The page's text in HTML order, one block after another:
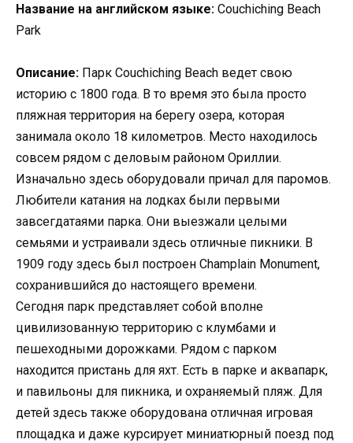
Название на английском языке: Couchiching Beach
Park
Описание: Парк Couchiching Beach ведет свою
историю с 1800 года. В то время это была просто
пляжная территория на берегу озера, которая
занимала около 18 километров. Место находилось
совсем рядом с деловым районом Ориллии.
Изначально здесь оборудовали причал для паромов.
Любители катания на лодках были первыми
завсегдатаями парка. Они выезжали целыми
семьями и устраивали здесь отличные пикники. В
1909 году здесь был построен Champlain Monument,
сохранившийся до настоящего времени.
Сегодня парк представляет собой вполне
цивилизованную территорию с клумбами и
пешеходными дорожками. Рядом с парком
находится пристань для яхт. Есть в парке и аквапарк,
и павильоны для пикника, и охраняемый пляж. Для
детей здесь также оборудована отличная игровая
площадка и даже курсирует миниатюрный поезд под